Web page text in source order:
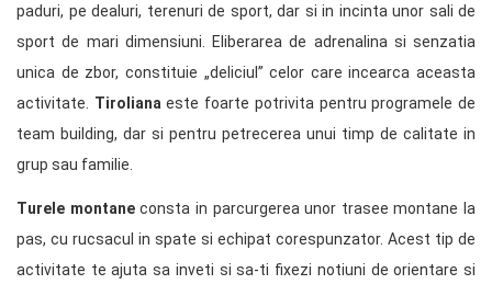
paduri, pe dealuri, terenuri de sport, dar si in incinta unor sali de
sport de mari dimensiuni. Eliberarea de adrenalina si senzatia
unica de zbor, constituie „deliciul” celor care incearca aceasta
activitate. Tiroliana este foarte potrivita pentru programele de
team building, dar si pentru petrecerea unui timp de calitate in
grup sau familie.
Turele montaneconsta in parcurgerea unor trasee montane la
pas, cu rucsacul in spate si echipat corespunzator. Acest tip de
activitate te ajuta sa inveti si sa-ti fixezi notiuni de orientare si